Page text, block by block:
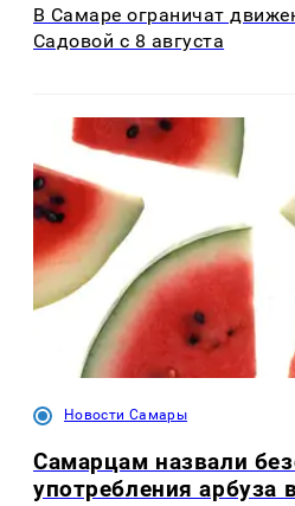
В Самаре ограничат
Садовой с 8 августа
Новости Самары
Самарцам назвали
употребления арбуза